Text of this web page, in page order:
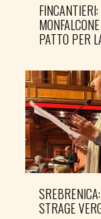
PATTO PER
STRAGE